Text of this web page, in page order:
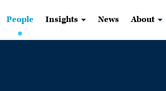
People Insights News About